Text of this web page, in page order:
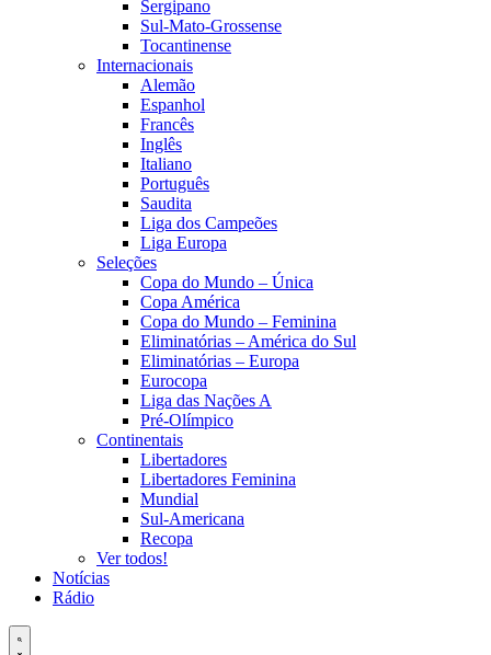
Sergipano
Sul-Mato-Grossense
Tocantinense
Internacionais
Alemão
Espanhol
Francês
Inglês
Italiano
Português
Saudita
Liga dos Campeões
Liga Europa
Seleções
Copa do Mundo – Única
Copa América
Copa do Mundo – Feminina
Eliminatórias – América do Sul
Eliminatórias – Europa
Eurocopa
Liga das Nações A
Pré-Olímpico
Continentais
Libertadores
Libertadores Feminina
Mundial
Sul-Americana
Recopa
Ver todos!
Notícias
Rádio